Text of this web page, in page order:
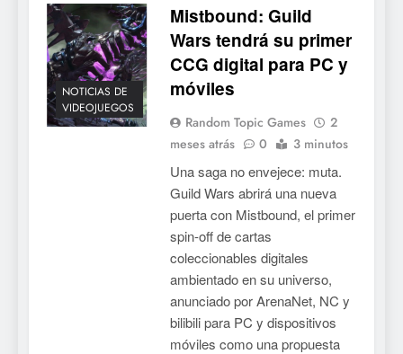
NOTICIAS DE
VIDEOJUEGOS
Mistbound: Guild
Wars tendrá su primer
CCG digital para PC y
móviles
Random Topic Games
2
meses atrás
0 3 minutos
Una saga no envejece: muta.
Guild Wars abrirá una nueva
puerta con Mistbound, el primer
spin-off de cartas
coleccionables digitales
ambientado en su universo,
anunciado por ArenaNet, NC y
bilibili para PC y dispositivos
móviles como una propuesta
de cromos
NOTICIAS DE VIDEOJUEGOS
6
Palworld 1.0: fecha,
con el lanzamiento
completo
NOTICIAS DE VIDEOJUEGOS
Mistbound: Guild Wars
tendrá su primer CCG digital
para PC y móviles
NOTICIAS DE VIDEOJUEGOS
Onimusha: Way of the Sword
ya tiene fecha: Capcom